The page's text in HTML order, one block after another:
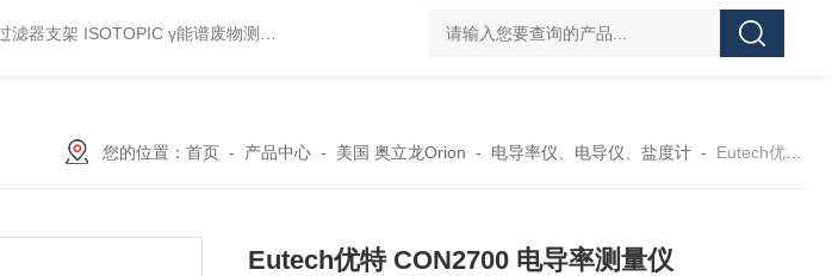
滤器支架 ISOTOPIC γ能谱废物测定 GammaVision伽马能谱分析软件 GammaVision报告生成器
您的位置： 首页- 产品中心- 美国 奥立龙Orion - 电导率仪、电导仪、盐度计- Eutech优特 CON2700Eutech优特 CON2700 电导率测量仪
Eutech优特 CON2700 电导率测量仪